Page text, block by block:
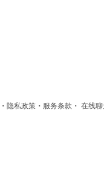
· 隐私政策 · 服务条款 · 在线聊